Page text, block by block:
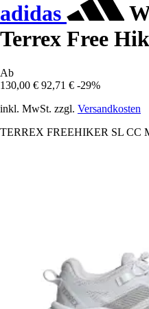
adidas
Terrex Free
Ab
130,00 € 92,71 € -29%
inkl. MwSt. zzgl. Versandkosten
TERREX FREEHIKER SL